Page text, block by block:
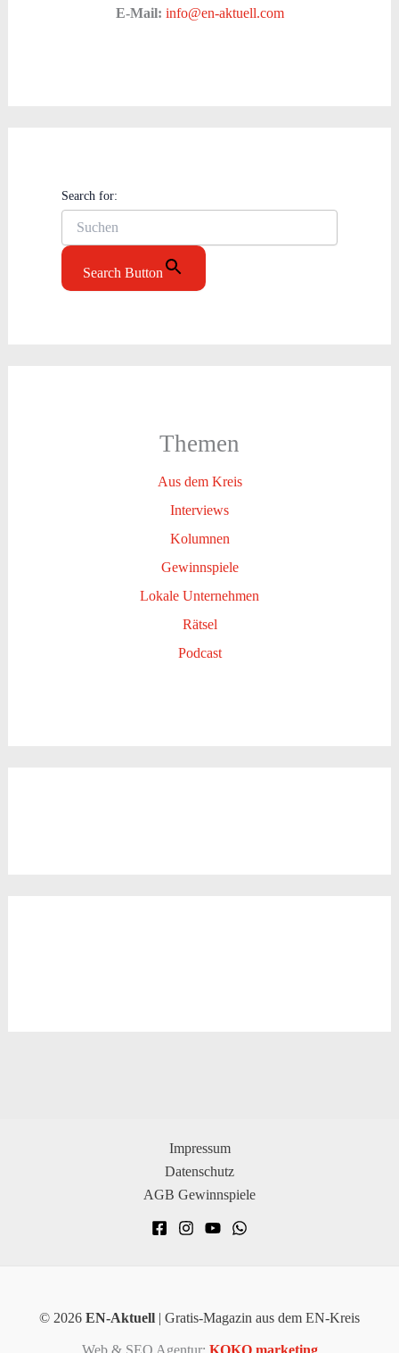
E-Mail: info@en-aktuell.com
Search for:
Search Button
Themen
Aus dem Kreis
Interviews
Kolumnen
Gewinnspiele
Lokale Unternehmen
Rätsel
Podcast
Impressum
Datenschutz
AGB Gewinnspiele
© 2026 EN-Aktuell | Gratis-Magazin aus dem EN-Kreis
Web & SEO Agentur: KOKO marketing